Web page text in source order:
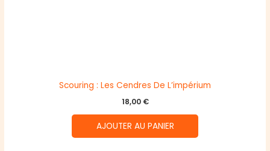
Scouring : Les Cendres De L’impérium
18,00 €
AJOUTER AU PANIER